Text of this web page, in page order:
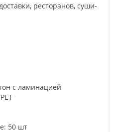
ресторанов, суши-
с ламинацией
50 шт